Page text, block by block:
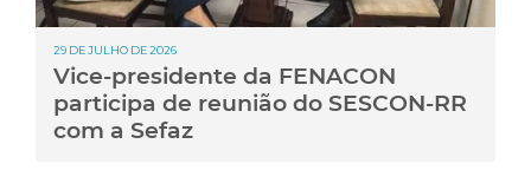
29 DE JULHO DE 2026
Vice-presidente da FENACON
participa de reunião do SESCON-RR
com a Sefaz